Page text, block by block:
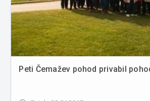
Peti Čemažev pohod privabil